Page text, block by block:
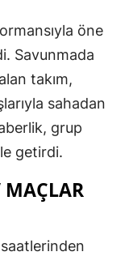
öne
Savunmada
takım,
sahadan
grup
getirdi.
MAÇLAR
saatlerinden